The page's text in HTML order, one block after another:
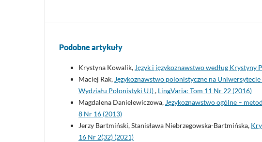
Podobne artykuły
Krystyna Kowalik, Język i językoznawstwo według Krystyny
Maciej Rak, Językoznawstwo polonistyczne na
Wydziału Polonistyki UJ), LingVaria: Tom 11 Nr 22 (2016)
Magdalena Danielewiczowa, Językoznawstwo ogólne –
8 Nr 16 (2013)
Jerzy Bartmiński, Stanisława Niebrzegowska-Bartmińska,
16 Nr 2(32) (2021)